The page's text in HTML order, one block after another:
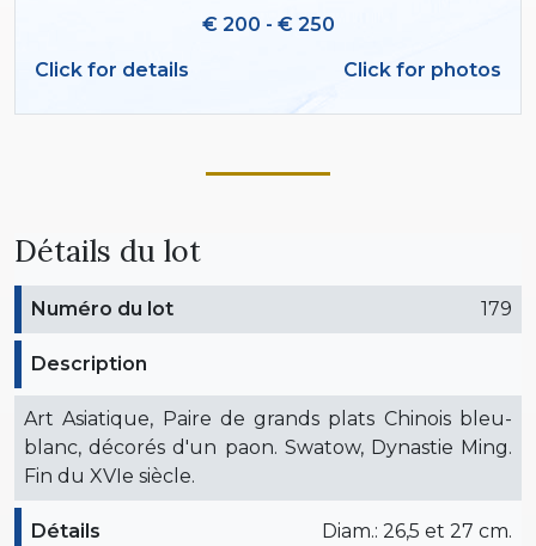
€ 200 - € 250
Click for details
Click for photos
Détails du lot
Numéro du lot 179
Description
Art Asiatique, Paire de grands plats Chinois bleu-
blanc, décorés d'un paon. Swatow, Dynastie Ming.
Fin du XVIe siècle.
Détails
Diam.: 26,5 et 27 cm.